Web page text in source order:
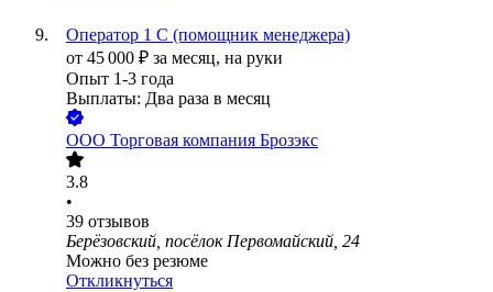
Оператор 1 С (помощник менеджера)
от 45 000 ₽ за месяц, на руки
Опыт 1-3 года
Выплаты: Два раза в месяц
ООО Торговая компания Брозэкс
3.8
•
39 отзывов
Берёзовский, посёлок Первомайский, 24
Можно без резюме
Откликнуться